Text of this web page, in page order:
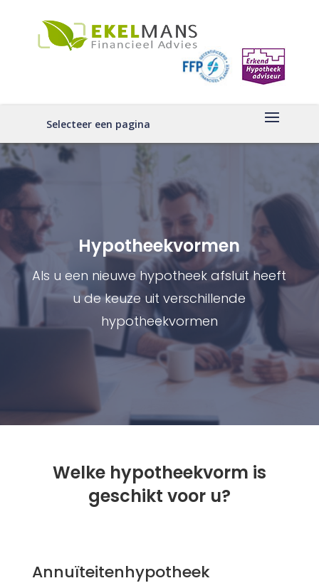
Selecteer een pagina
Hypotheekvormen
Als u een nieuwe hypotheek afsluit heeft
u de keuze uit verschillende
hypotheekvormen
Welke hypotheekvorm is
geschikt voor u?
Annuïteitenhypotheek